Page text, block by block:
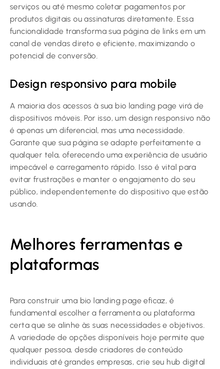
serviços ou até mesmo coletar pagamentos por
produtos digitais ou assinaturas diretamente. Essa
funcionalidade transforma sua página de links em um
canal de vendas direto e eficiente, maximizando o
potencial de conversão.
Design responsivo para mobile
A maioria dos acessos à sua bio landing page virá de
dispositivos móveis. Por isso, um design responsivo não
é apenas um diferencial, mas uma necessidade.
Garante que sua página se adapte perfeitamente a
qualquer tela, oferecendo uma experiência de usuário
impecável e carregamento rápido. Isso é vital para
evitar frustrações e manter o engajamento do seu
público, independentemente do dispositivo que estão
usando.
Melhores ferramentas e
plataformas
Para construir uma bio landing page eficaz, é
fundamental escolher a ferramenta ou plataforma
certa que se alinhe às suas necessidades e objetivos.
A variedade de opções disponíveis hoje permite que
qualquer pessoa, desde criadores de conteúdo
individuais até grandes empresas, crie seu hub digital